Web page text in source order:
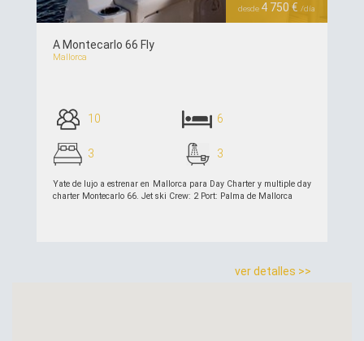
desde 4 750 € /día
A Montecarlo 66 Fly
Mallorca
10 6
3 3
Yate de lujo a estrenar en Mallorca para Day Charter y multiple day
charter Montecarlo 66. Jet ski Crew: 2 Port: Palma de Mallorca
ver detalles >>